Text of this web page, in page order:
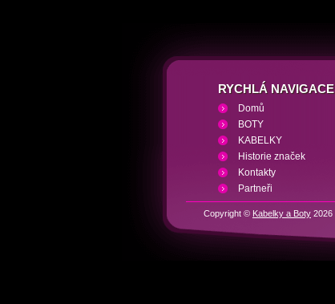
RYCHLÁ NAVIGACE
Domů
BOTY
KABELKY
Historie značek
Kontakty
Partneři
Copyright © Kabelky a Boty 2026